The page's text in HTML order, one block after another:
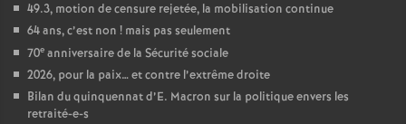
49.3, motion de censure rejetée, la mobilisation continue
64 ans, c’est non ! mais pas seulement
70e anniversaire de la Sécurité sociale
2026, pour la paix… et contre l’extrême droite
Bilan du quinquennat d’E. Macron sur la politique envers les
retraité-e-s